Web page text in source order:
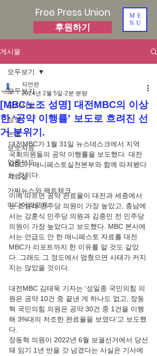
Free Press Union
후원하기
ME
NU
게시물
모두보기
공지사항
성명
논평
보도자료
언론보도
자료실
가짜뉴스와 팩트체크
미디어리포트
모두보기
[MBC노조 성명] 대전MBC의 이상
한 ‘공약 이행률’ 보도로 흐려진 선
거 분위기.
자언련
2024년 2월 5일 2분 분량
대전MBC가 1월 31일 뉴스데스크에서 지역
국회의원들의 공약 이행률을 보도했다. 대전
MBC가 매니페스토실천본부와 함께 따져봤다
는 것이다.
이에 따르면 공약 완료율이 대전과 세종에서
는 조승래 민주당 의원이 가장 높았고, 충남에
서는 강훈식 민주당 의원과 김종민 전 민주당
의원이 가장 높았다고 보도했다. MBC 본사에
서는 언급도 안 한 매니페스토 자료를 대전
MBC가 리포트까지 한 이유를 알 것도 같았
다. 그래도 그 정도에서 멈췄으면 사태가 커지
지는 않았을 것이다.
대전MBC 김태욱 기자는 ‘성일종 국민의힘 의
원은 공약 10건 중 끝낸 게 하나도 없고, 장동
혁 국민의힘 의원은 공약 30건 중 1건을 이행
해 3%대의 저조한 완료율을 보였다’고 보도했
다.
장동혁 의원이 2022년 6월 보궐선거에서 당선
돼 임기 1년 반을 갓 넘겼다는 사실은 기사에